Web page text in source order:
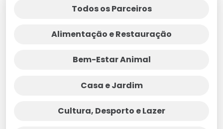
Todos os Parceiros
Alimentação e Restauração
Bem-Estar Animal
Casa e Jardim
Cultura, Desporto e Lazer